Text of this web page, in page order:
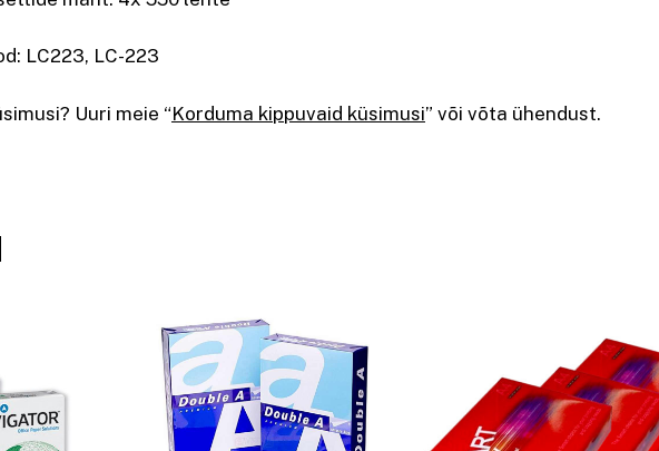
LC223, LC-223
Uuri meie “Korduma kippuvaid küsimusi” või võta ühendust.